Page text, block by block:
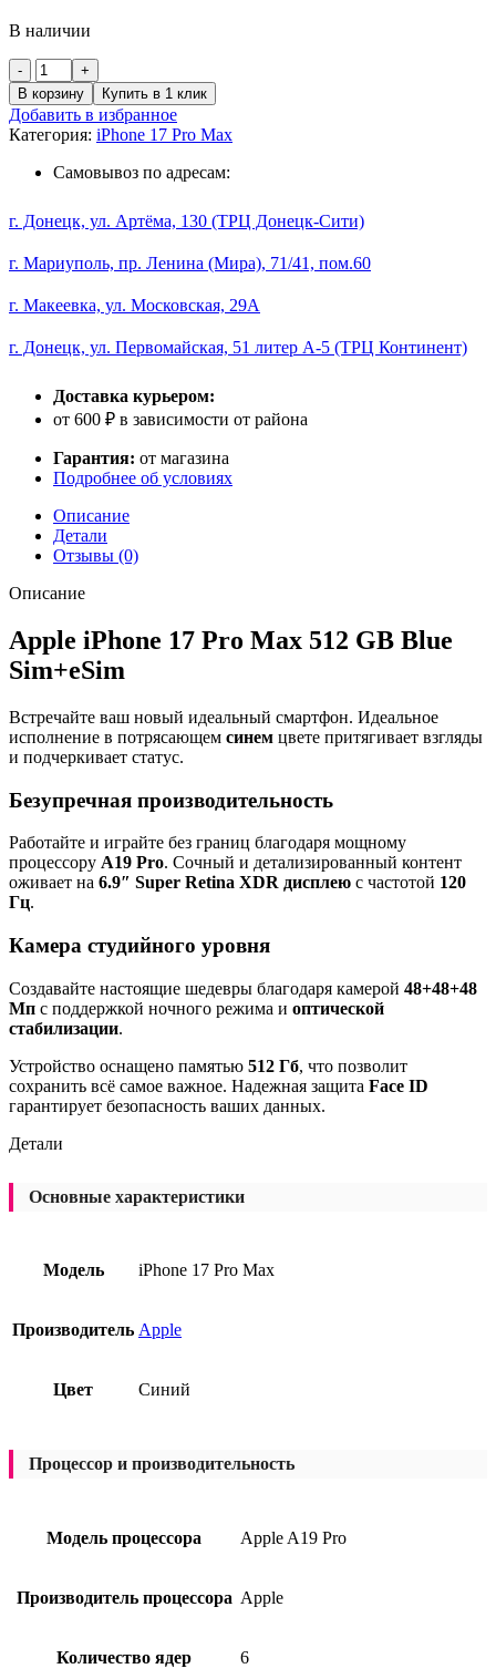
В наличии
Количество
товара
iPhone
17
Pro
Max
Blue
В корзину Купить в 1 клик
Добавить в избранное
Категория: iPhone 17 Pro Max
Самовывоз по адресам:
г. Донецк, ул. Артёма, 130 (ТРЦ Донецк-Сити)
г. Мариуполь, пр. Ленина (Мира), 71/41, пом.60
г. Макеевка, ул. Московская, 29А
г. Донецк, ул. Первомайская, 51 литер А-5 (ТРЦ Континент)
Доставка курьером:
от 600 ₽ в зависимости от района
Гарантия: от магазина
Подробнее об условиях
Описание
Детали
Отзывы (0)
Описание
Apple iPhone 17 Pro Max 512 GB Blue
Sim+eSim
Встречайте ваш новый идеальный смартфон. Идеальное
исполнение в потрясающем синем цвете притягивает взгляды
и подчеркивает статус.
Безупречная производительность
Работайте и играйте без границ благодаря мощному
процессору A19 Pro. Сочный и детализированный контент
оживает на 6.9″ Super Retina XDR дисплею с частотой 120
Гц.
Камера студийного уровня
Создавайте настоящие шедевры благодаря камерой 48+48+48
Мп с поддержкой ночного режима и оптической
стабилизации.
Устройство оснащено памятью 512 Гб, что позволит
сохранить всё самое важное. Надежная защита Face ID
гарантирует безопасность ваших данных.
Детали
Основные характеристики
Модель iPhone 17 Pro Max
Производитель Apple
Цвет Синий
Процессор и производительность
Модель процессора Apple A19 Pro
Производитель процессора Apple
Количество ядер 6